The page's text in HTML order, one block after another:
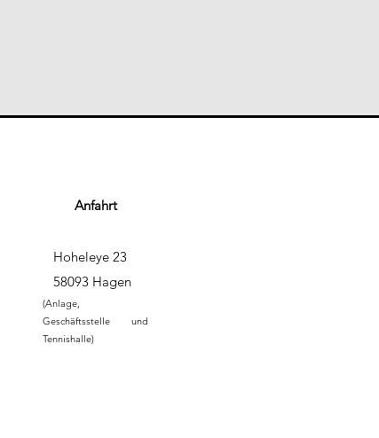
Anfahrt
Hoheleye 23
58093 Hagen
(Anlage,
Geschäftsstelle und
Tennishalle)